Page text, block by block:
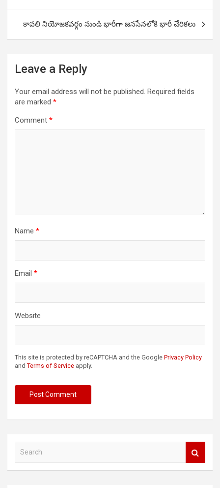
కావలి నియోజకవర్గం నుండి భారీగా జనసేనలోకి భారీ చేరికలు
Leave a Reply
Your email address will not be published. Required fields
are marked *
Comment *
Name *
Email *
Website
This site is protected by reCAPTCHA and the Google Privacy Policy
and Terms of Service apply.